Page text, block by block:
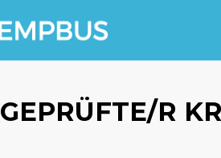
GEPRÜFTE/R